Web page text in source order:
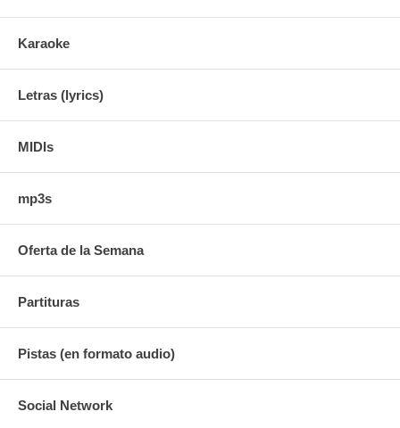
Karaoke
Letras (lyrics)
MIDIs
mp3s
Oferta de la Semana
Partituras
Pistas (en formato audio)
Social Network